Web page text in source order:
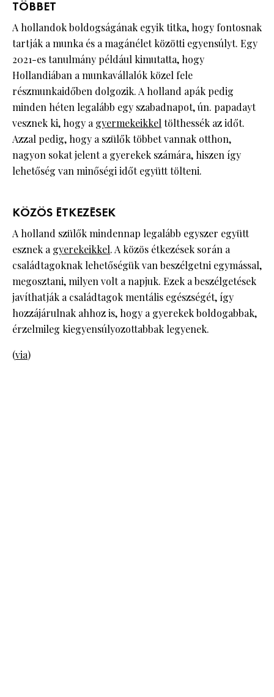
TÖBBET
A hollandok boldogságának egyik titka, hogy fontosnak
tartják a munka és a magánélet közötti egyensúlyt. Egy
2021-es tanulmány például kimutatta, hogy
Hollandiában a munkavállalók közel fele
részmunkaidőben dolgozik. A holland apák pedig
minden héten legalább egy szabadnapot, ún. papadayt
vesznek ki, hogy agyermekeikkeltölthessék az időt.
Azzal pedig, hogy a szülők többet vannak otthon,
nagyon sokat jelent a gyerekek számára, hiszen így
lehetőség van minőségi időt együtt tölteni.
KÖZÖS ÉTKEZÉSEK
A holland szülők mindennap legalább egyszer együtt
esznek agyerekeikkel. A közös étkezések során a
családtagoknak lehetőségük van beszélgetni egymással,
megosztani, milyen volt a napjuk. Ezek a beszélgetések
javíthatják a családtagok mentális egészségét, így
hozzájárulnak ahhoz is, hogy a gyerekek boldogabbak,
érzelmileg kiegyensúlyozottabbak legyenek.
(via)